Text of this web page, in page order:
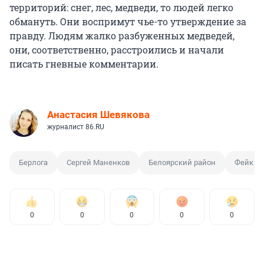
территорий: снег, лес, медведи, то людей легко
обмануть. Они воспримут чье-то утверждение за
правду. Людям жалко разбуженных медведей,
они, соответственно, расстроились и начали
писать гневные комментарии.
Анастасия Шевякова
журналист 86.RU
Берлога Сергей Маненков Белоярский район Фейк в
0 0 0 0 0